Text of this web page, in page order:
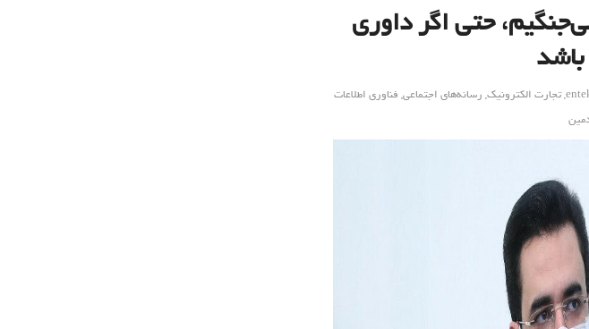
حتی اگر داوری
,تجارت الکترونیک, رسانه‌های اجتماعی, فناوری اطلاعات